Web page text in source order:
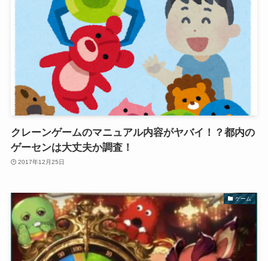
クレーンゲームのマニュアル内容がヤバイ！？都内の
ゲーセンは大丈夫か調査！
2017年12月25日
ゲーム